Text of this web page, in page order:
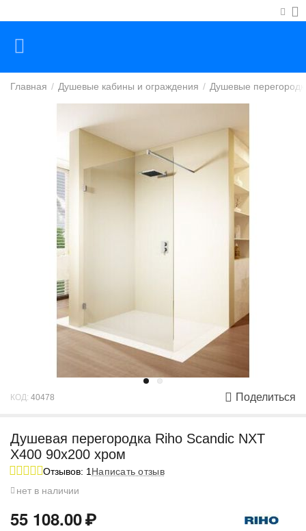
Главная / Душевые кабины и ограждения / Душевые
КОД: 40478 Поделиться
Душевая перегородка Riho Scandic NXT
X400 90x200 хром
Отзывов: 1 Написать отзыв
нет в наличии
55 108.00₽